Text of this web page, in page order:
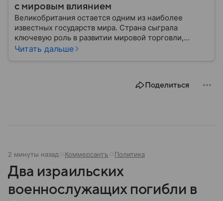
с мировым влиянием
Великобритания остается одним из наиболее
известных государств мира. Страна сыграла
ключевую роль в развитии мировой торговли,
промышленности, науки и международных
Читать дальше
Поделиться
2 минуты назад Коммерсантъ Политика
Два израильских
военнослужащих погибли в